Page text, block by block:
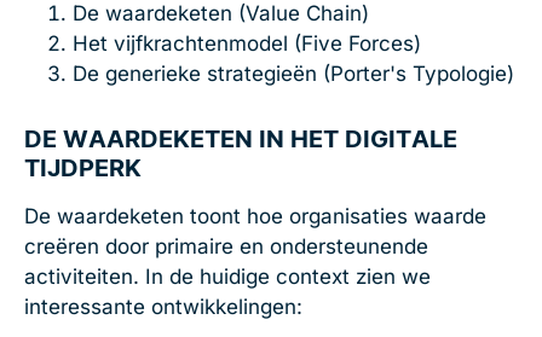
De waardeketen (Value Chain)
Het vijfkrachtenmodel (Five Forces)
De generieke strategieën (Porter's Typologie)
DE WAARDEKETEN IN HET DIGITALE
TIJDPERK
De waardeketen toont hoe organisaties waarde
creëren door primaire en ondersteunende
activiteiten. In de huidige context zien we
interessante ontwikkelingen: